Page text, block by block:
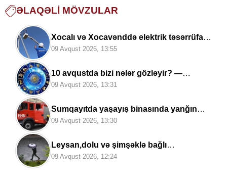
ƏLAQƏLI MÖVZULAR
Xocalı və Xocavənddə elektrik təsərrüfatı
yenilənir
09 Avqust 2026, 13:55
10 avqustda bizi nələr gözləyir? —
ULDUZ FALI
09 Avqust 2026, 13:31
Sumqayıtda yaşayış binasında yanğın
olub, sakinlər təxliyə edilib
09 Avqust 2026, 13:30
Leysan,dolu və şimşəklə bağlı
XƏBƏRDARLIQ
09 Avqust 2026, 12:24